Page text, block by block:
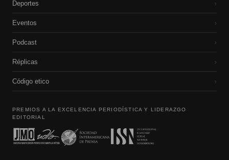
Deportes ›
Eventos ›
Podcast ›
Réplicas ›
Código etico ›
PREMIOS A LA EXCELENCIA PERIODÍSTICA Y LIDERAZGO
EDITORIAL